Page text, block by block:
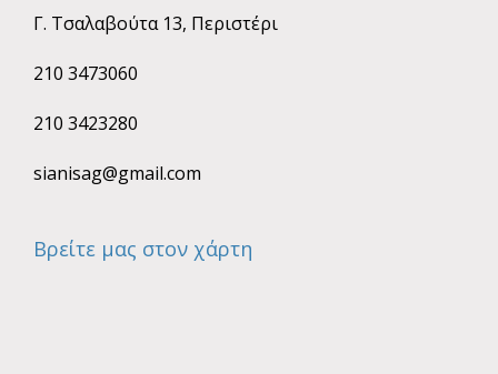
Γ. Τσαλαβούτα 13, Περιστέρι
210 3473060
210 3423280
sianisag@gmail.com
Βρείτε μας στον χάρτη